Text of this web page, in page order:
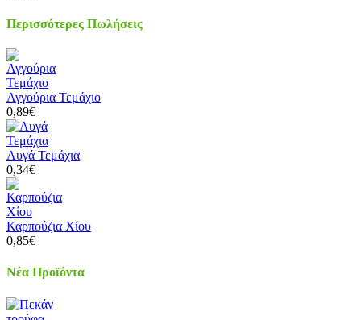
Περισσότερες Πωλήσεις
Αγγούρια Τεμάχιο
0,89€
Αυγά Τεμάχια
0,34€
Καρπούζια Χίου
0,85€
Νέα Προϊόντα